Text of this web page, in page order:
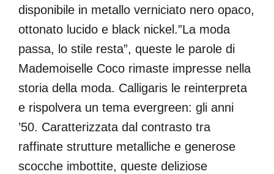
disponibile in metallo verniciato nero opaco,
ottonato lucido e black nickel.”La moda
passa, lo stile resta”, queste le parole di
Mademoiselle Coco rimaste impresse nella
storia della moda. Calligaris le reinterpreta
e rispolvera un tema evergreen: gli anni
’50. Caratterizzata dal contrasto tra
raffinate strutture metalliche e generose
scocche imbottite, queste deliziose